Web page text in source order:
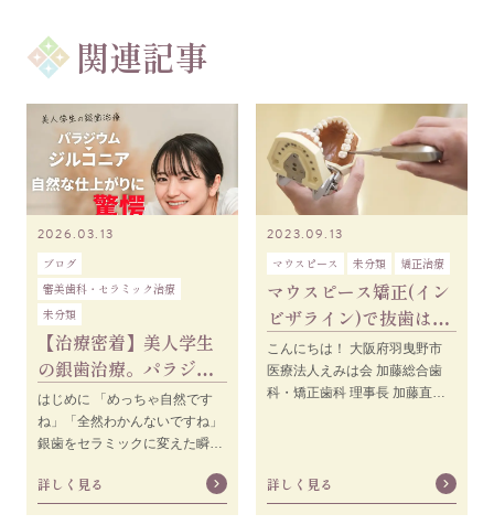
関連記事
2026.03.13
ブログ
審美歯科・セラミック治療
未分類
【治療密着】美人学生
の銀歯治療。パラジウ
ム→ジルコニア自然な
仕上がりに驚愕
はじめに 「めっちゃ自然です
ね」「全然わかんないですね」
銀歯をセラミックに変えた瞬
れでした。 就職活動真っ最中の
詳しく見る
2023.09.13
マウスピース 未分類 矯正治療
マウスピース矯正(イン
ビザライン)で抜歯は必
要？必要な場合の症例
や抜歯をするメリット
とは
こんにちは！ 大阪府羽曳野市
医療法人えみは会 加藤総合歯
科・矯正歯科 理事長 加藤直之
詳しく見る